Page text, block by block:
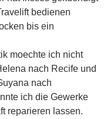
bedienen
bis ein
moechte ich nicht
nach Recife und
nach
ich die Gewerke
reparieren lassen.